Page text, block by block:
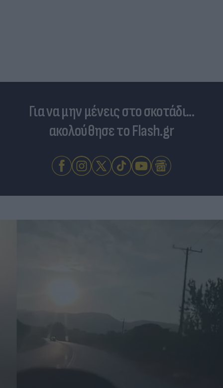
Για να μην μένεις στο σκοτάδι...
ακολούθησε το Flash.gr